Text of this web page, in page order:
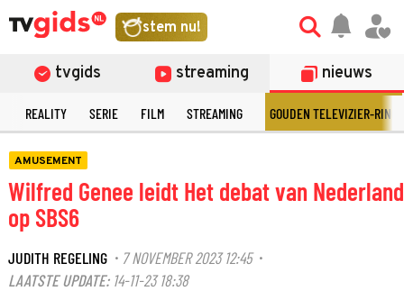
stem nu!
tvgids streaming nieuws
REALITY SERIE FILM STREAMING GOUDEN TELEVIZIER-RING
AMUSEMENT
Wilfred Genee leidt Het debat van Nederland
op SBS6
JUDITH REGELING · 7 NOVEMBER 2023 12:45·
LAATSTE UPDATE: 14-11-23 18:38